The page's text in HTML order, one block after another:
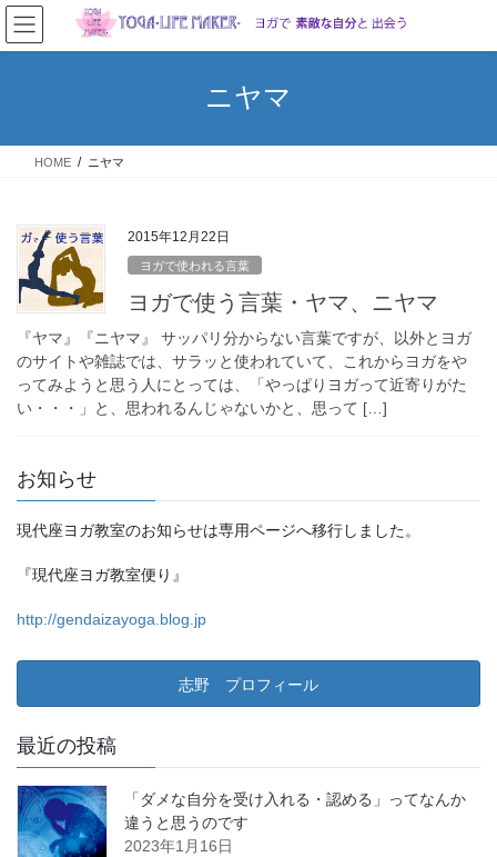
コ
ン
テ
ス
ナ
ビ
ゲ
ン
ニヤマ
HOME ニヤマ
2015年12月22日
ヨガで使われる言葉
ヨガで使う言葉・ヤマ、ニヤマ
『ヤマ』『ニヤマ』 サッパリ分からない言葉ですが、以外とヨガ
のサイトや雑誌では、サラッと使われていて、これからヨガをや
ってみようと思う人にとっては、「やっぱりヨガって近寄りがた
い・・・」と、思われるんじゃないかと、思って […]
お知らせ
現代座ヨガ教室のお知らせは専用ページへ移行しました。
『現代座ヨガ教室便り』
http://gendaizayoga.blog.jp
志野 プロフィール
最近の投稿
「ダメな自分を受け入れる・認める」ってなんか
違うと思うのです
2023年1月16日